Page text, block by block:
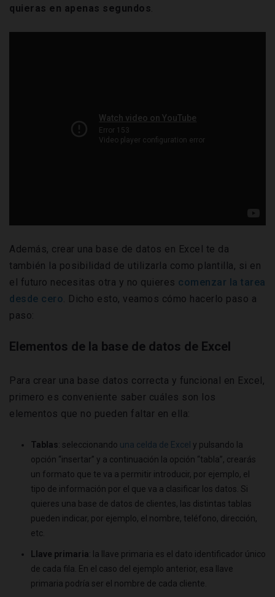
quieras en apenas segundos.
Además, crear una base de datos en Excel te da
también la posibilidad de utilizarla como plantilla, si en
el futuro necesitas otra y no quieres comenzar la tarea
desde cero. Dicho esto, veamos cómo hacerlo paso a
paso:
Elementos de la base de datos de Excel
Para crear una base datos correcta y funcional en Excel,
primero es conveniente saber cuáles son los
elementos que no pueden faltar en ella:
Tablas: seleccionando una celda de Excel y pulsando la
opción “insertar” y a continuación la opción “tabla”, crearás
un formato que te va a permitir introducir, por ejemplo, el
tipo de información por el que va a clasificar los datos. Si
quieres una base de datos de clientes, las distintas tablas
pueden indicar, por ejemplo, el nombre, teléfono, dirección,
etc.
Llave primaria: la llave primaria es el dato identificador único
de cada fila. En el caso del ejemplo anterior, esa llave
primaria podría ser el nombre de cada cliente.